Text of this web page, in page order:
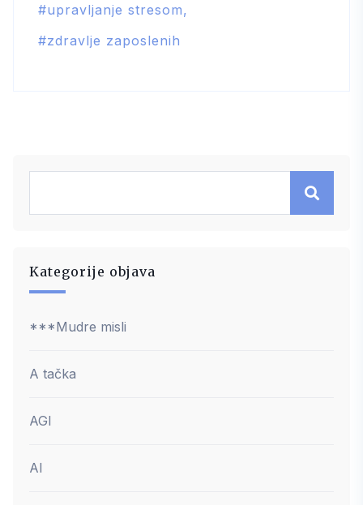
upravljanje stresom
zdravlje zaposlenih
Kategorije objava
***Mudre misli
A tačka
AGI
AI